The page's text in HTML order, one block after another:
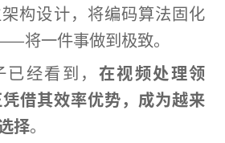
构设计，将编码算法固化
将一件事做到极致。
经看到， 在视频处理领
借其效率优势，成为越来
择。